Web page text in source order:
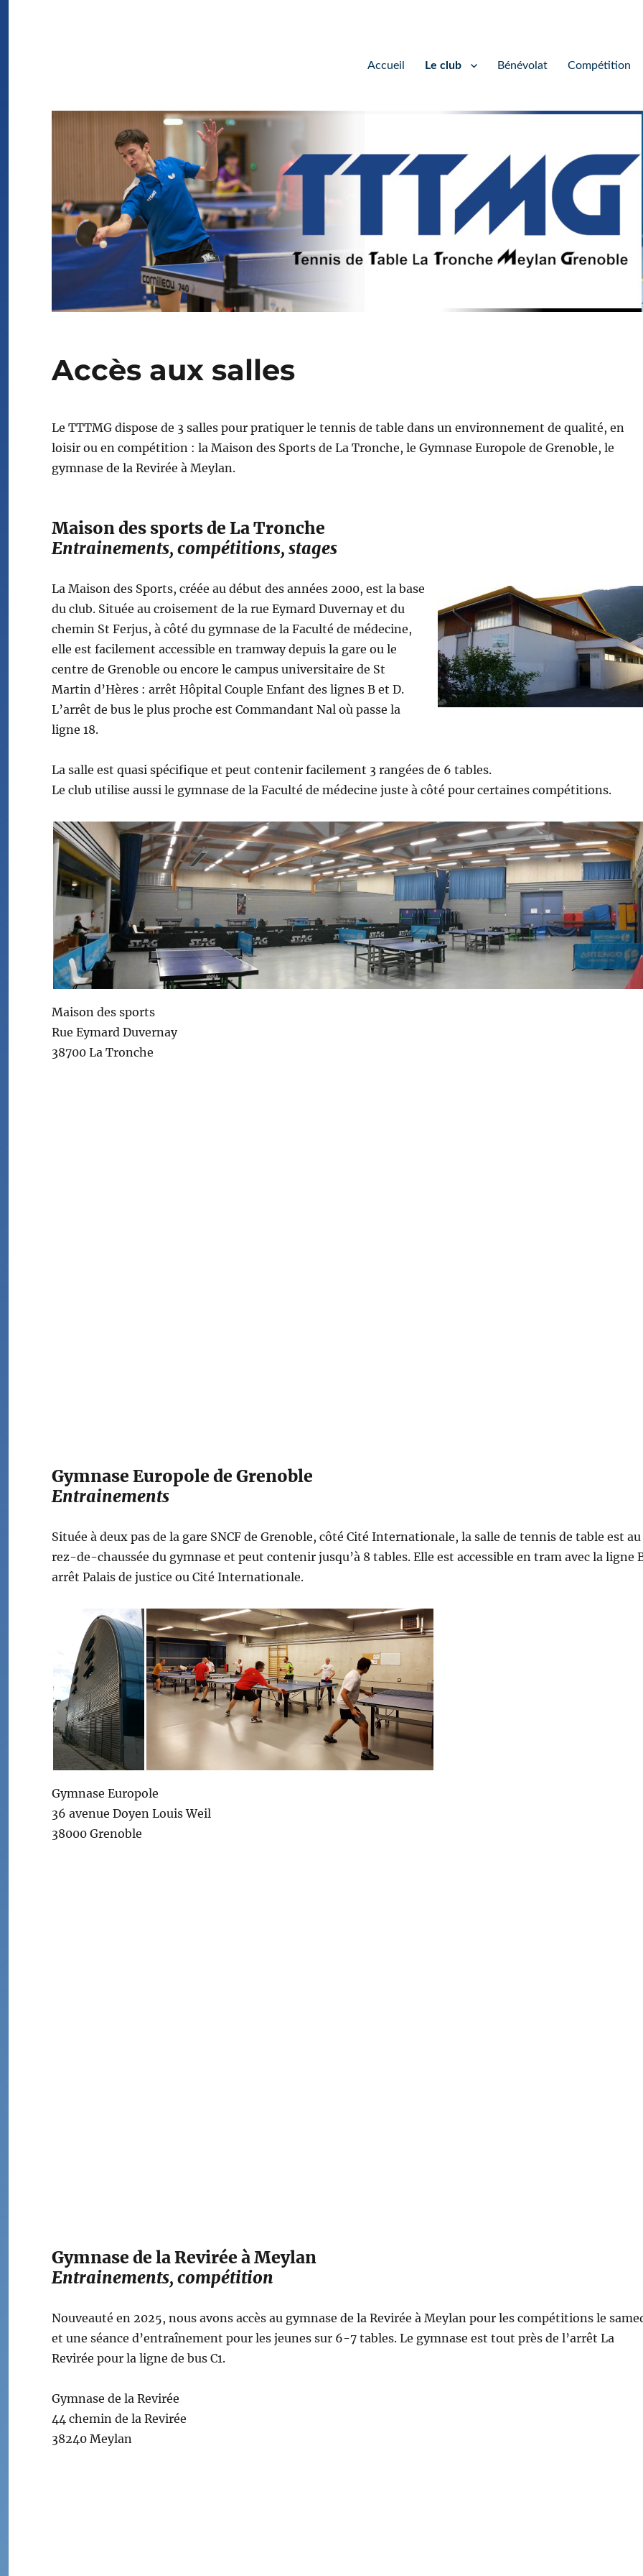
Accueil Le club Bénévolat Compétition
Accès aux salles
Le TTTMG dispose de 3 salles pour pratiquer le tennis de table dans un environnement de qualité, en
loisir ou en compétition : la Maison des Sports de La Tronche, le Gymnase Europole de Grenoble, le
gymnase de la Revirée à Meylan.
Maison des sports de La Tronche
Entrainements, compétitions, stages
La Maison des Sports, créée au début des années 2000, est la base
du club. Située au croisement de la rue Eymard Duvernay et du
chemin St Ferjus, à côté du gymnase de la Faculté de médecine,
elle est facilement accessible en tramway depuis la gare ou le
centre de Grenoble ou encore le campus universitaire de St
Martin d’Hères : arrêt Hôpital Couple Enfant des lignes B et D.
L’arrêt de bus le plus proche est Commandant Nal où passe la
ligne 18.
La salle est quasi spécifique et peut contenir facilement 3 rangées de 6 tables.
Le club utilise aussi le gymnase de la Faculté de médecine juste à côté pour certaines compétitions.
Maison des sports
Rue Eymard Duvernay
38700 La Tronche
Gymnase Europole de Grenoble
Entrainements
Située à deux pas de la gare SNCF de Grenoble, côté Cité Internationale, la salle de tennis de table est au
rez-de-chaussée du gymnase et peut contenir jusqu’à 8 tables. Elle est accessible en tram avec la ligne
arrêt Palais de justice ou Cité Internationale.
Gymnase Europole
36 avenue Doyen Louis Weil
38000 Grenoble
Gymnase de la Revirée à Meylan
Entrainements, compétition
Nouveauté en 2025, nous avons accès au gymnase de la Revirée à Meylan pour les compétitions le
et une séance d’entraînement pour les jeunes sur 6-7 tables. Le gymnase est tout près de l’arrêt La
Revirée pour la ligne de bus C1.
Gymnase de la Revirée
44 chemin de la Revirée
38240 Meylan